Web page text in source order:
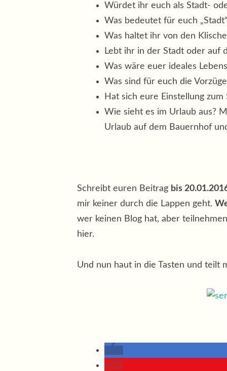
Würdet ihr euch als Stadt-
Was bedeutet für euch
Was haltet ihr von den
Lebt ihr in der Stadt oder auf
Was wäre euer ideales
Was sind für euch die
Hat sich eure Einstellung
Wie sieht es im Urlaub aus?
Urlaub auf dem Bauernhof
Schreibt euren Beitrag bis
mir keiner durch die Lappen geht.
wer keinen Blog hat, aber
hier.
Und nun haut in die Tasten und teilt